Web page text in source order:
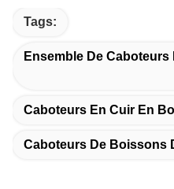
Tags:
Ensemble De
Caboteurs En Cuir En
Caboteurs De Boissons